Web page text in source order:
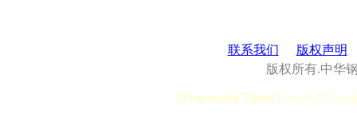
联系我们
版权声明
版权所有.中华
[Processing Time] User:0.28,